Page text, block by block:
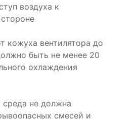
воздуха к
кожуха вентилятора до
быть не менее 20
охлаждения
не должна
смесей и